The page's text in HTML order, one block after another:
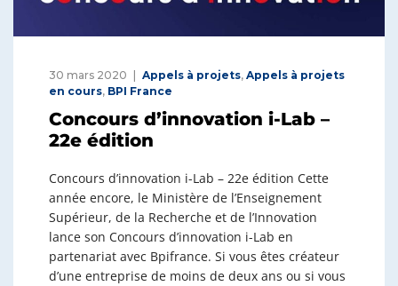
30 mars 2020 Appels à projets, Appels à projets
en cours, BPI France
Concours d’innovation i-Lab –
22e édition
Concours d’innovation i-Lab – 22e édition Cette
année encore, le Ministère de l’Enseignement
Supérieur, de la Recherche et de l’Innovation
lance son Concours d’innovation i-Lab en
partenariat avec Bpifrance. Si vous êtes créateur
d’une entreprise de moins de deux ans ou si vous